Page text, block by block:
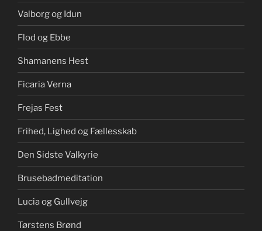
Valborg og Idun
Flod og Ebbe
Shamanens Hest
Ficaria Verna
Frejas Fest
Frihed, Lighed og Fællesskab
Den Sidste Valkyrie
Brusebadmeditation
Lucia og Gullvejg
Tørstens Brønd